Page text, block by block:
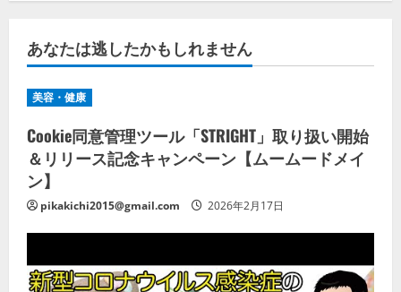
あなたは逃したかもしれません
美容・健康
Cookie同意管理ツール「STRIGHT」取り扱い開始
＆リリース記念キャンペーン【ムームードメイ
ン】
pikakichi2015@gmail.com 2026年2月17日